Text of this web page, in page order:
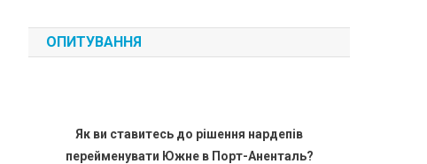
ОПИТУВАННЯ
Як ви ставитесь до рішення нардепів
перейменувати Южне в Порт-Аненталь?